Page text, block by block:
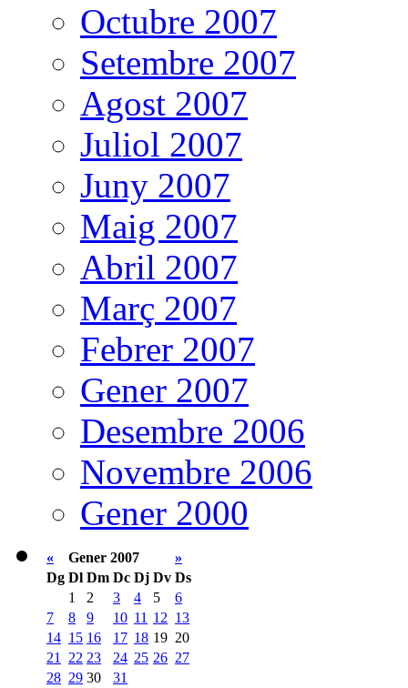
Octubre 2007
Setembre 2007
Agost 2007
Juliol 2007
Juny 2007
Maig 2007
Abril 2007
Març 2007
Febrer 2007
Gener 2007
Desembre 2006
Novembre 2006
Gener 2000
« Gener 2007
»
Dg Dl Dm Dc Dj Dv Ds
1
2 3 4 5
6
7
8 9 10 11 12 13
14 15 16 17 18 19 20
21
22 23 24 25 26 27
28 29 30 31